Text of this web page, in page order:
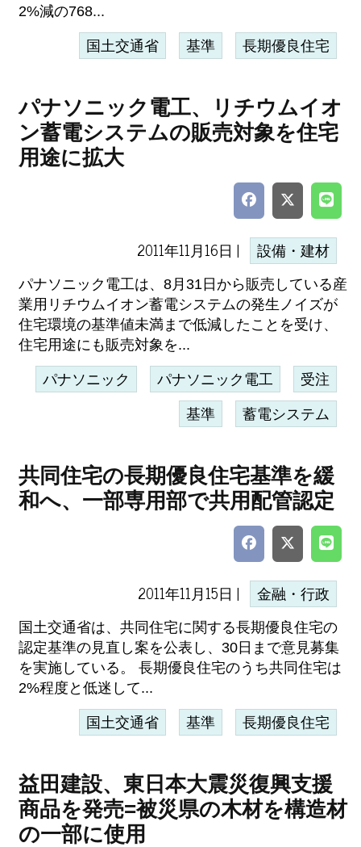
2%減の768...
国土交通省 基準 長期優良住宅
パナソニック電工、リチウムイオ
ン蓄電システムの販売対象を住宅
用途に拡大
2011年11月16日 | 設備・建材
パナソニック電工は、8月31日から販売している産
業用リチウムイオン蓄電システムの発生ノイズが
住宅環境の基準値未満まで低減したことを受け、
住宅用途にも販売対象を...
パナソニック パナソニック電工 受注
基準 蓄電システム
共同住宅の長期優良住宅基準を緩
和へ、一部専用部で共用配管認定
2011年11月15日 | 金融・行政
国土交通省は、共同住宅に関する長期優良住宅の
認定基準の見直し案を公表し、30日まで意見募集
を実施している。 長期優良住宅のうち共同住宅は
2%程度と低迷して...
国土交通省 基準 長期優良住宅
益田建設、東日本大震災復興支援
商品を発売=被災県の木材を構造材
の一部に使用